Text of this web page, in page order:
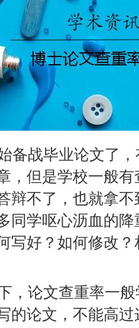
备战毕业论文了
，但是学校一般
辩不了，也就拿
同学呕心沥血的
写好？如何修改
，论文查重率一
的论文，不能高